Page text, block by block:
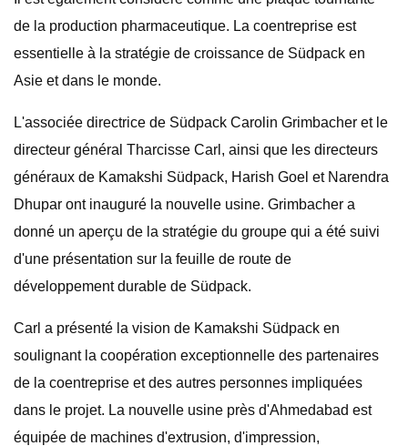
de la production pharmaceutique. La coentreprise est
essentielle à la stratégie de croissance de Südpack en
Asie et dans le monde.
L'associée directrice de Südpack Carolin Grimbacher et le
directeur général Tharcisse Carl, ainsi que les directeurs
généraux de Kamakshi Südpack, Harish Goel et Narendra
Dhupar ont inauguré la nouvelle usine. Grimbacher a
donné un aperçu de la stratégie du groupe qui a été suivi
d'une présentation sur la feuille de route de
développement durable de Südpack.
Carl a présenté la vision de Kamakshi Südpack en
soulignant la coopération exceptionnelle des partenaires
de la coentreprise et des autres personnes impliquées
dans le projet. La nouvelle usine près d'Ahmedabad est
équipée de machines d'extrusion, d'impression,